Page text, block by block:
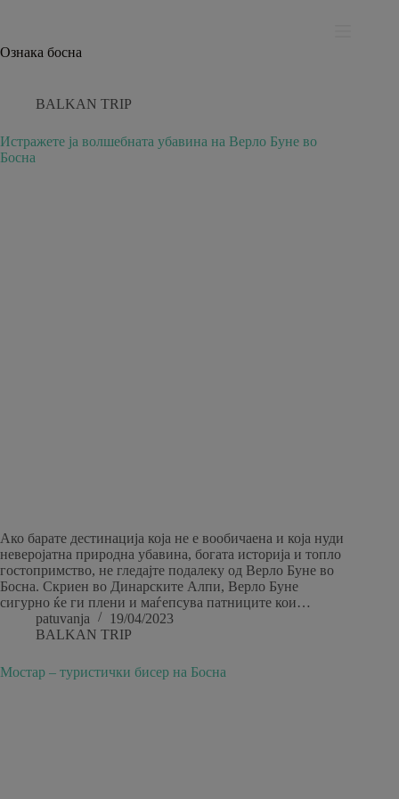
Ознака босна
BALKAN TRIP
Истражете ја волшебната убавина на Верло Буне во
Босна
Ако барате дестинација која не е вообичаена и која нуди
неверојатна природна убавина, богата историја и топло
гостопримство, не гледајте подалеку од Верло Буне во
Босна. Скриен во Динарските Алпи, Верло Буне
сигурно ќе ги плени и маѓепсува патниците кои…
patuvanja
19/04/2023
BALKAN TRIP
Мостар – туристички бисер на Босна